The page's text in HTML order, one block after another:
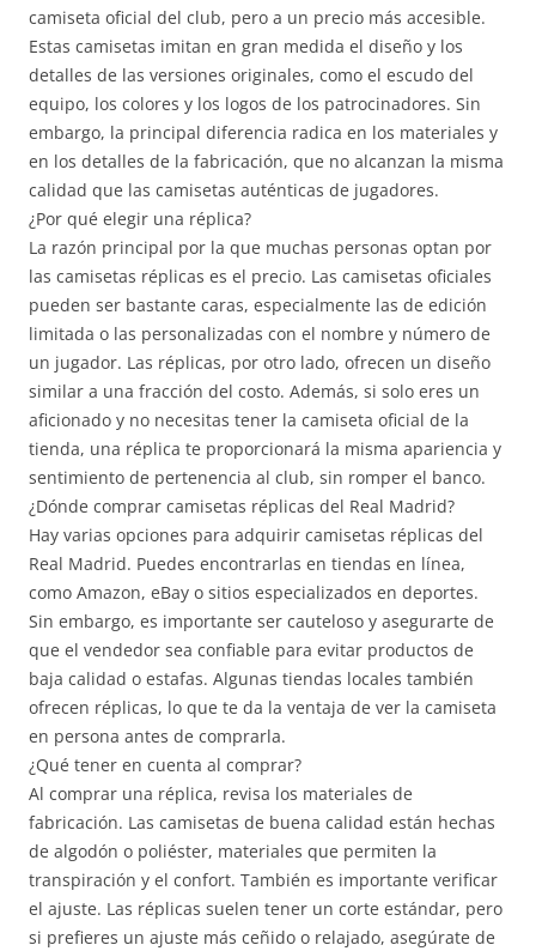
camiseta oficial del club, pero a un precio más accesible.
Estas camisetas imitan en gran medida el diseño y los
detalles de las versiones originales, como el escudo del
equipo, los colores y los logos de los patrocinadores. Sin
embargo, la principal diferencia radica en los materiales y
en los detalles de la fabricación, que no alcanzan la misma
calidad que las camisetas auténticas de jugadores.
¿Por qué elegir una réplica?
La razón principal por la que muchas personas optan por
las camisetas réplicas es el precio. Las camisetas oficiales
pueden ser bastante caras, especialmente las de edición
limitada o las personalizadas con el nombre y número de
un jugador. Las réplicas, por otro lado, ofrecen un diseño
similar a una fracción del costo. Además, si solo eres un
aficionado y no necesitas tener la camiseta oficial de la
tienda, una réplica te proporcionará la misma apariencia y
sentimiento de pertenencia al club, sin romper el banco.
¿Dónde comprar camisetas réplicas del Real Madrid?
Hay varias opciones para adquirir camisetas réplicas del
Real Madrid. Puedes encontrarlas en tiendas en línea,
como Amazon, eBay o sitios especializados en deportes.
Sin embargo, es importante ser cauteloso y asegurarte de
que el vendedor sea confiable para evitar productos de
baja calidad o estafas. Algunas tiendas locales también
ofrecen réplicas, lo que te da la ventaja de ver la camiseta
en persona antes de comprarla.
¿Qué tener en cuenta al comprar?
Al comprar una réplica, revisa los materiales de
fabricación. Las camisetas de buena calidad están hechas
de algodón o poliéster, materiales que permiten la
transpiración y el confort. También es importante verificar
el ajuste. Las réplicas suelen tener un corte estándar, pero
si prefieres un ajuste más ceñido o relajado, asegúrate de